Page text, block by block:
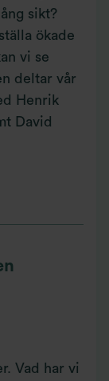
sikt?
ökade
vi se
deltar vår
Henrik
David
Vad har vi